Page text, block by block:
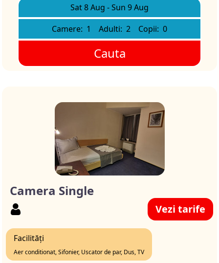
Sat 8 Aug -Sun 9 Aug
Camere: 1 Adulti: 2 Copii: 0
Cauta
Camera Single
Vezi tarife
Facilități
Aer conditionat, Sifonier, Uscator de par, Dus, TV